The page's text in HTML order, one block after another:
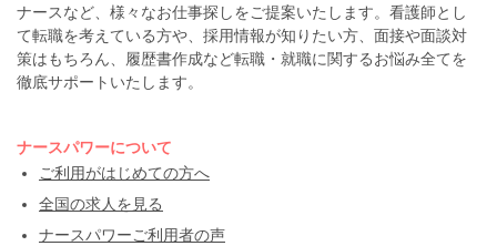
ナースなど、様々なお仕事探しをご提案いたします。看護師とし
て転職を考えている方や、採用情報が知りたい方、面接や面談対
策はもちろん、履歴書作成など転職・就職に関するお悩み全てを
徹底サポートいたします。
ナースパワーについて
ご利用がはじめての方へ
全国の求人を見る
ナースパワーご利用者の声